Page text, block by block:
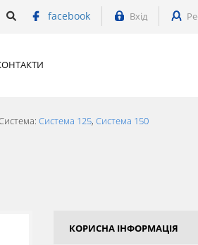
facebook Вхід
Система 125, Система 150
КОРИСНА ІНФОРМАЦІЯ